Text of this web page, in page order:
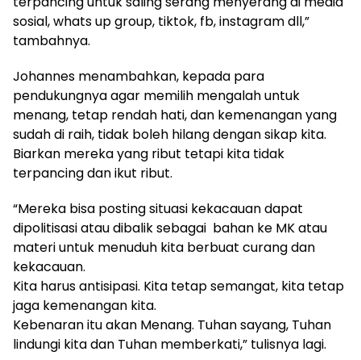
sosial, whats up group, tiktok, fb, instagram dll,”
tambahnya.
Johannes menambahkan, kepada para
pendukungnya agar memilih mengalah untuk
menang, tetap rendah hati, dan kemenangan yang
sudah di raih, tidak boleh hilang dengan sikap kita.
Biarkan mereka yang ribut tetapi kita tidak
terpancing dan ikut ribut.
“Mereka bisa posting situasi kekacauan dapat
dipolitisasi atau dibalik sebagai bahan ke MK atau
materi untuk menuduh kita berbuat curang dan
kekacauan.
Kita harus antisipasi. Kita tetap semangat, kita tetap
jaga kemenangan kita.
Kebenaran itu akan Menang. Tuhan sayang, Tuhan
lindungi kita dan Tuhan memberkati,” tulisnya lagi.